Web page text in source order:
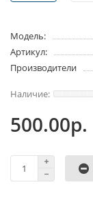
Модель:
Артикул:
Производители
500.00р.